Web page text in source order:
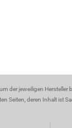
der jeweiligen
Seiten, deren Inhalt ist